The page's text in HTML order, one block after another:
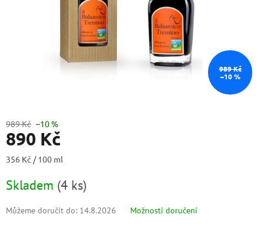
989 Kč
–10 %
989 Kč –10 %
890 Kč
Měrná
356 Kč / 100 ml
Skladem (4 ks)
Můžeme doručit do: 14.8.2026 Možnosti doručení